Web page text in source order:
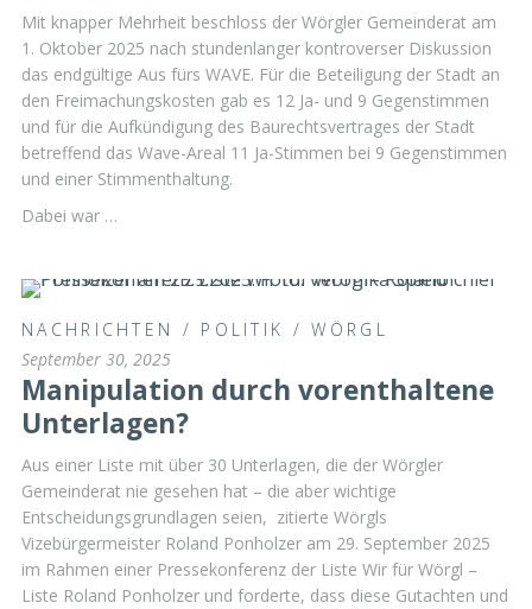
Mit knapper Mehrheit beschloss der Wörgler Gemeinderat am
1. Oktober 2025 nach stundenlanger kontroverser Diskussion
das endgültige Aus fürs WAVE. Für die Beteiligung der Stadt an
den Freimachungskosten gab es 12 Ja- und 9 Gegenstimmen
und für die Aufkündigung des Baurechtsvertrages der Stadt
betreffend das Wave-Areal 11 Ja-Stimmen bei 9 Gegenstimmen
und einer Stimmenthaltung.
Dabei war …
NACHRICHTEN / POLITIK /WÖRGL
September 30, 2025
Manipulation durch vorenthaltene
Unterlagen?
Aus einer Liste mit über 30 Unterlagen, die der Wörgler
Gemeinderat nie gesehen hat – die aber wichtige
Entscheidungsgrundlagen seien, zitierte Wörgls
Vizebürgermeister Roland Ponholzer am 29. September 2025
im Rahmen einer Pressekonferenz der Liste Wir für Wörgl –
Liste Roland Ponholzer und forderte, dass diese Gutachten und